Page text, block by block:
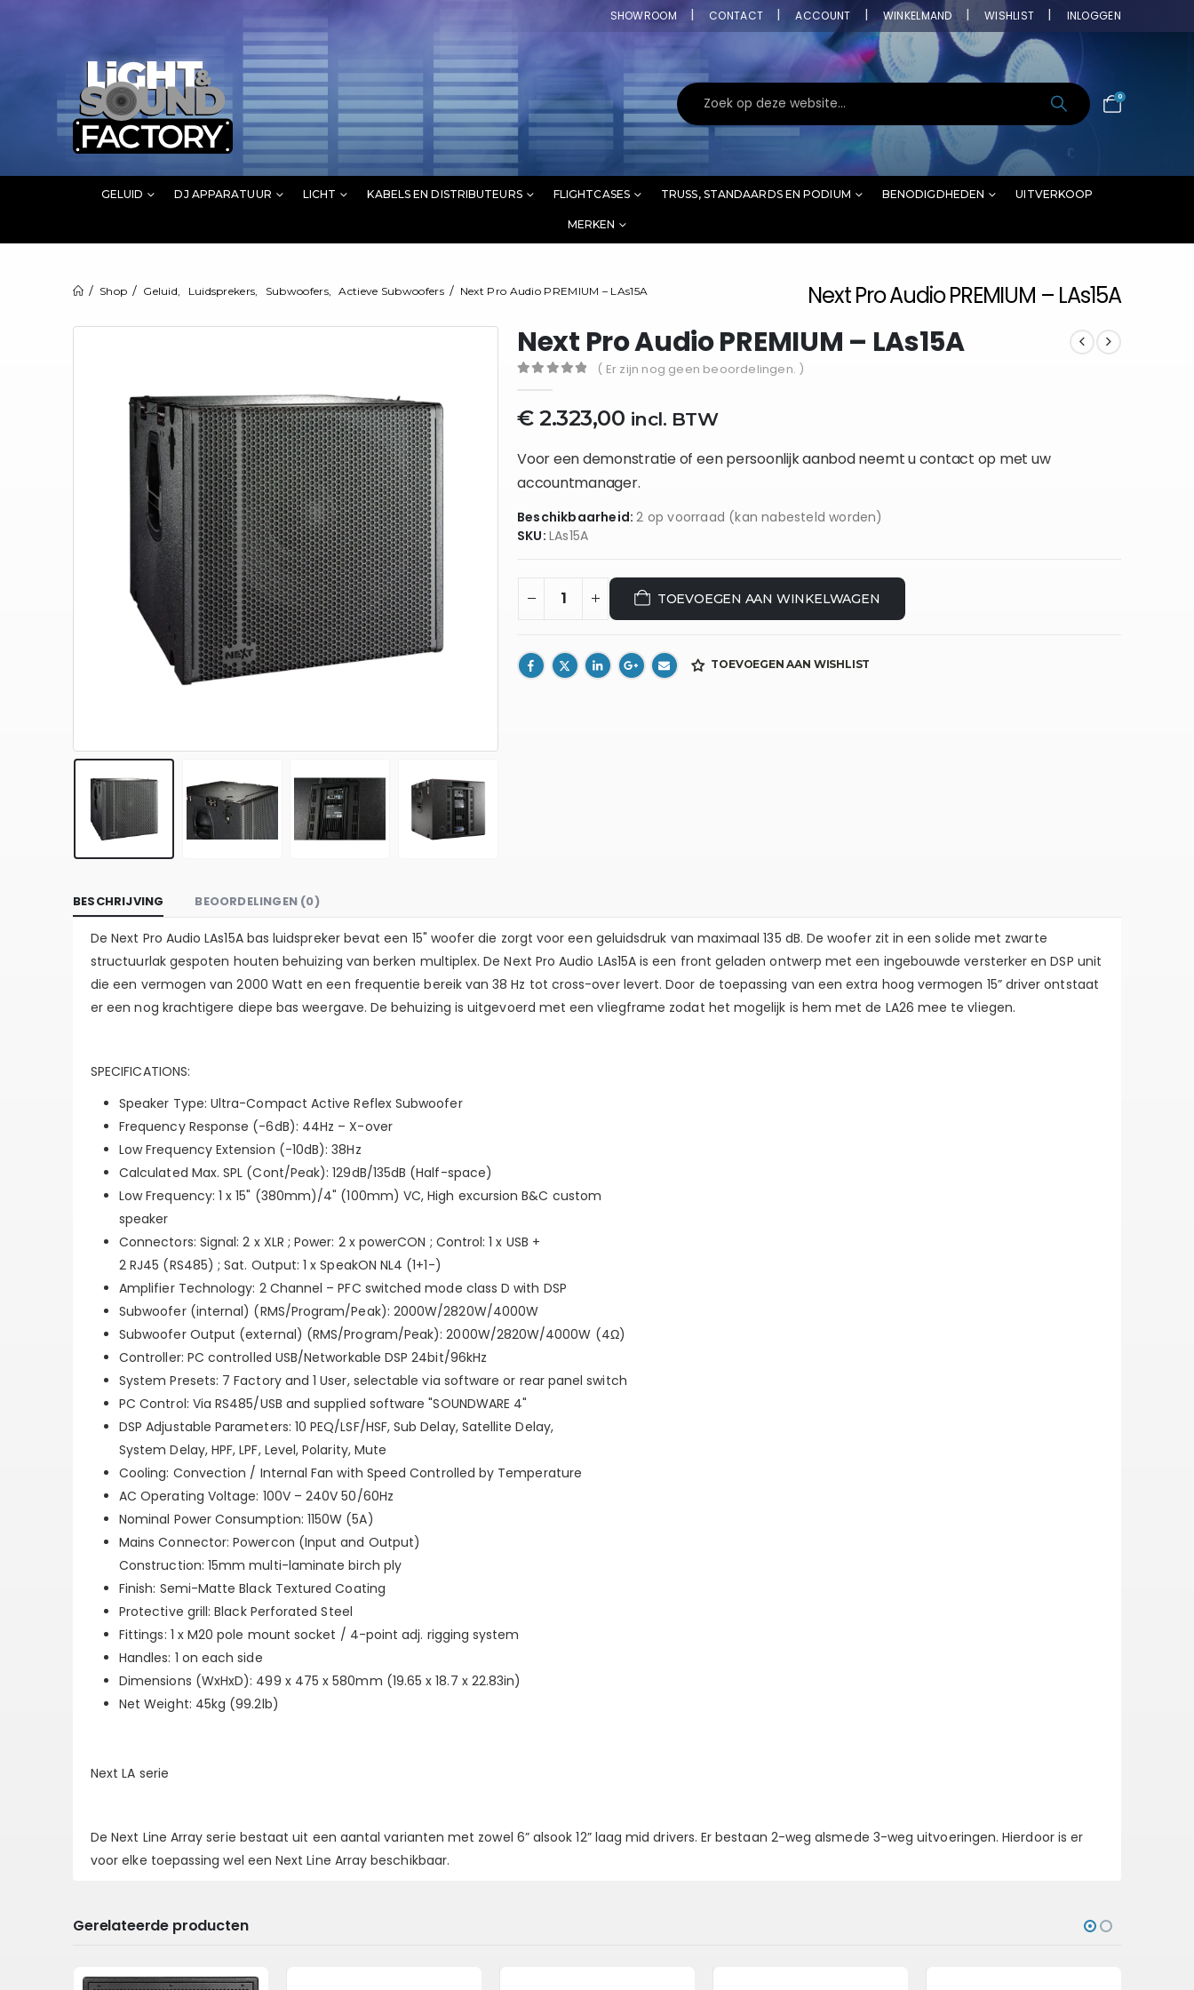
SHOWROOM CONTACT ACCOUNT WINKELMAND WISHLIST INLOGGEN
0
GELUID DJ APPARATUUR LICHT KABELS EN DISTRIBUTEURS FLIGHTCASES TRUSS, STANDAARDS EN PODIUM BENODIGDHEDEN UITVERKOOP
MERKEN
Next Pro Audio PREMIUM – LAs15A
Shop Geluid Luidsprekers Subwoofers, Actieve Subwoofers Next Pro Audio PREMIUM – LAs15A
Next Pro Audio PREMIUM – LAs15A
( Er zijn nog geen beoordelingen. )
€2.323,00 incl. BTW
Voor een demonstratie of een persoonlijk aanbod neemt u contact op met uw
accountmanager.
Beschikbaarheid:2 op voorraad (kan nabesteld worden)
SKU: LAs15A
TOEVOEGEN AAN WINKELWAGEN
TOEVOEGEN AAN WISHLIST
BESCHRIJVING BEOORDELINGEN (0)
De Next Pro Audio LAs15A bas luidspreker bevat een 15" woofer die zorgt voor een geluidsdruk van maximaal 135 dB. De woofer zit in een solide met zwarte
structuurlak gespoten houten behuizing van berken multiplex. De Next Pro Audio LAs15A is een front geladen ontwerp met een ingebouwde versterker en DSP unit
die een vermogen van 2000 Watt en een frequentie bereik van 38 Hz tot cross-over levert. Door de toepassing van een extra hoog vermogen 15” driver ontstaat
er een nog krachtigere diepe bas weergave. De behuizing is uitgevoerd met een vliegframe zodat het mogelijk is hem met de LA26 mee te vliegen.
SPECIFICATIONS:
Speaker Type: Ultra-Compact Active Reflex Subwoofer
Frequency Response (-6dB): 44Hz – X-over
Low Frequency Extension (-10dB): 38Hz
Calculated Max. SPL (Cont/Peak): 129dB/135dB (Half-space)
Low Frequency: 1 x 15" (380mm)/4" (100mm) VC, High excursion B&C custom
speaker
Connectors: Signal: 2 x XLR ; Power: 2 x powerCON ; Control: 1 x USB +
2 RJ45 (RS485) ; Sat. Output: 1 x SpeakON NL4 (1+1-)
Amplifier Technology: 2 Channel – PFC switched mode class D with DSP
Subwoofer (internal) (RMS/Program/Peak): 2000W/2820W/4000W
Subwoofer Output (external) (RMS/Program/Peak): 2000W/2820W/4000W (4Ω)
Controller: PC controlled USB/Networkable DSP 24bit/96kHz
System Presets: 7 Factory and 1 User, selectable via software or rear panel switch
PC Control: Via RS485/USB and supplied software "SOUNDWARE 4"
DSP Adjustable Parameters: 10 PEQ/LSF/HSF, Sub Delay, Satellite Delay,
System Delay, HPF, LPF, Level, Polarity, Mute
Cooling: Convection / Internal Fan with Speed Controlled by Temperature
AC Operating Voltage: 100V – 240V 50/60Hz
Nominal Power Consumption: 1150W (5A)
Mains Connector: Powercon (Input and Output)
Construction: 15mm multi-laminate birch ply
Finish: Semi-Matte Black Textured Coating
Protective grill: Black Perforated Steel
Fittings: 1 x M20 pole mount socket / 4-point adj. rigging system
Handles: 1 on each side
Dimensions (WxHxD): 499 x 475 x 580mm (19.65 x 18.7 x 22.83in)
Net Weight: 45kg (99.2lb)
Next LA serie
De Next Line Array serie bestaat uit een aantal varianten met zowel 6” alsook 12” laag mid drivers. Er bestaan 2-weg alsmede 3-weg uitvoeringen. Hierdoor is er
voor elke toepassing wel een Next Line Array beschikbaar.
Gerelateerde producten